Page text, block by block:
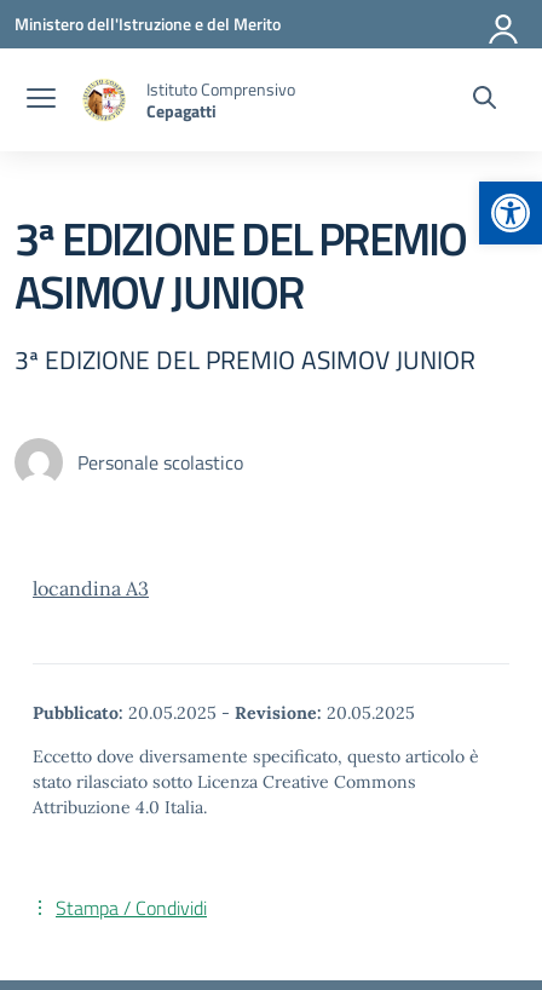
Vai ai contenuti
Vai al menu di navigazione
Vai al footer
Ministero dell'Istruzione e del Merito
Istituto Comprensivo
Cepagatti
3ª EDIZIONE DEL PREMIO
ASIMOV JUNIOR
3ª EDIZIONE DEL PREMIO ASIMOV JUNIOR
Personale scolastico
locandina A3
Pubblicato: 20.05.2025 - Revisione: 20.05.2025
Eccetto dove diversamente specificato, questo articolo è
stato rilasciato sotto Licenza Creative Commons
Attribuzione 4.0 Italia.
Stampa / Condividi